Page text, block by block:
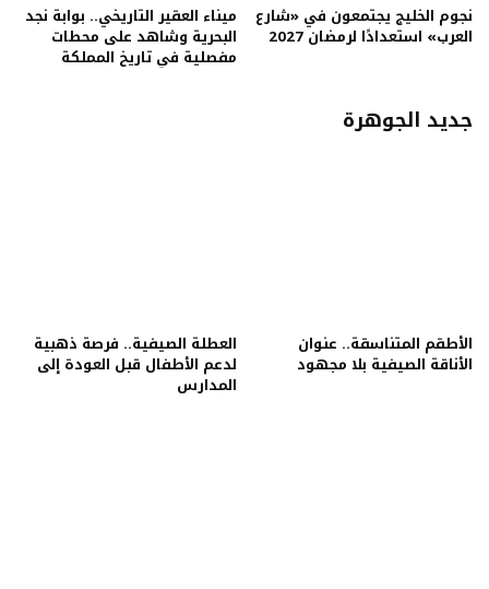
نجوم الخليج يجتمعون في «شارع
العرب» استعدادًا لرمضان 2027
ميناء العقير التاريخي.. بوابة نجد
البحرية وشاهد على محطات
مفصلية في تاريخ المملكة
جديد الجوهرة
الأطقم المتناسقة.. عنوان
الأناقة الصيفية بلا مجهود
العطلة الصيفية.. فرصة ذهبية
لدعم الأطفال قبل العودة إلى
المدارس